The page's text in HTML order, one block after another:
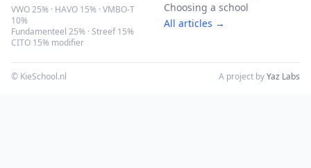
VWO 25% · HAVO 15% · VMBO-T
10%
Fundamenteel 25% · Streef 15%
CITO 15% modifier
Choosing a school
All articles →
© KieSchool.nl A project byYaz Labs